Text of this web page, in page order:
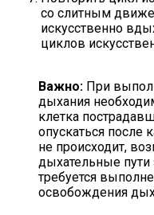
со слитным
искусственно
циклов
Важно: При
дыхания
клетка
опускаться после
не происходит,
дыхательные
требуется
освобождения